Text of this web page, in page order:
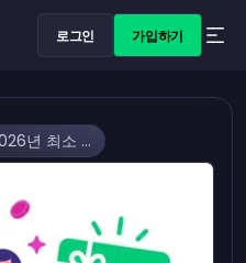
로그인 가입하기
2026년 최소 출금액이 없는 최고의 설문조사 사이트 11곳